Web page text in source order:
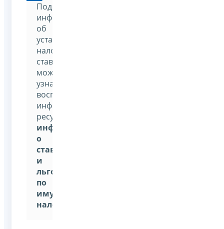
Подробную
информацию
об
установленных
налоговых
ставках
можно
узнать,
воспользовавшись
информационным
ресурсом:
информация
о
ставках
и
льготах
по
имущественным
налогам»